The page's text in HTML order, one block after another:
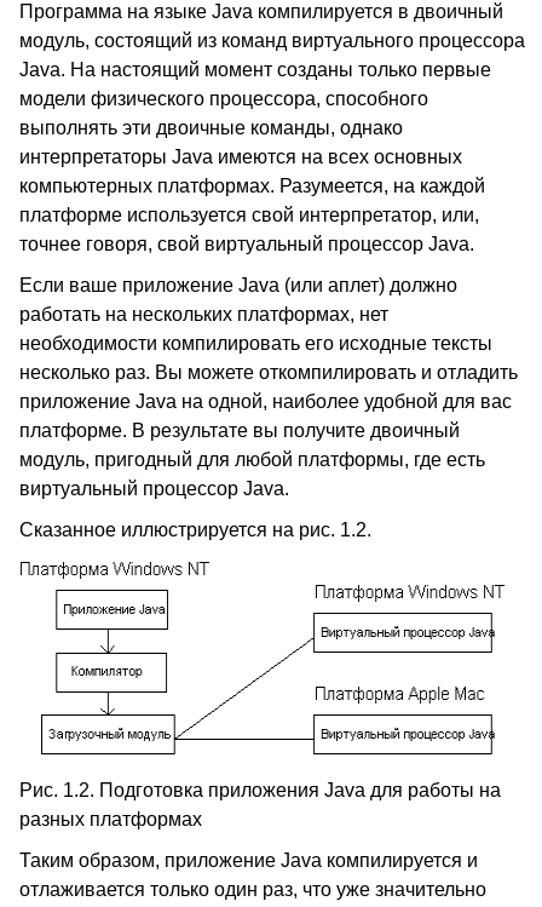
Программа на языке Java компилируется в двоичный
модуль, состоящий из команд виртуального процессора
Java. На настоящий момент созданы только первые
модели физического процессора, способного
выполнять эти двоичные команды, однако
интерпретаторы Java имеются на всех основных
компьютерных платформах. Разумеется, на каждой
платформе используется свой интерпретатор, или,
точнее говоря, свой виртуальный процессор Java.
Если ваше приложение Java (или аплет) должно
работать на нескольких платформах, нет
необходимости компилировать его исходные тексты
несколько раз. Вы можете откомпилировать и отладить
приложение Java на одной, наиболее удобной для вас
платформе. В результате вы получите двоичный
модуль, пригодный для любой платформы, где есть
виртуальный процессор Java.
Сказанное иллюстрируется на рис. 1.2.
Рис. 1.2. Подготовка приложения Java для работы на
разных платформах
Таким образом, приложение Java компилируется и
отлаживается только один раз, что уже значительно